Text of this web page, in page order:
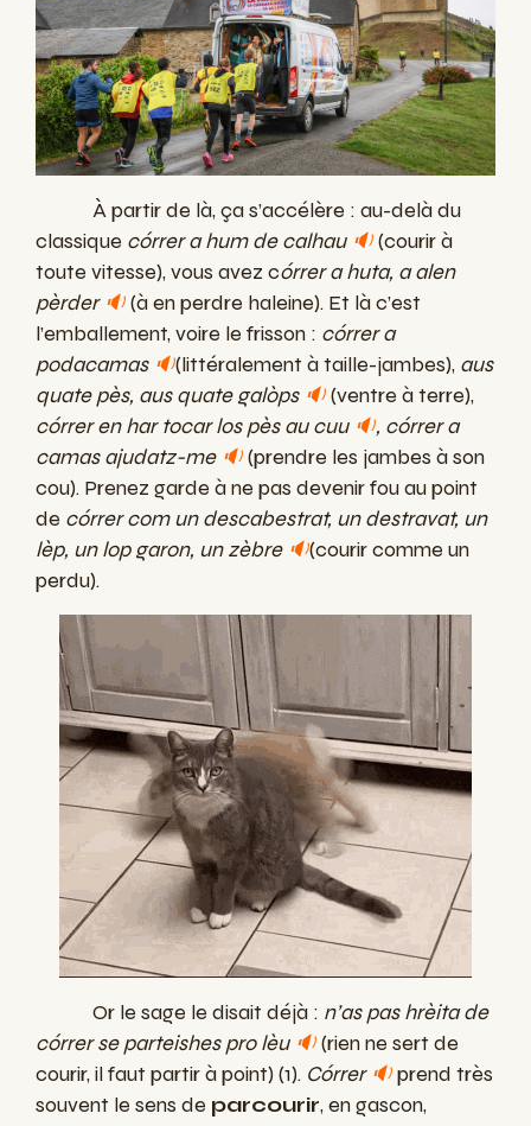
À partir de là, ça s’accélère : au-delà du
classique córrer a hum de calhau 🔉(courir à
toute vitesse), vous avez córrer a huta, a alen
pèrder 🔉(à en perdre haleine). Et là c’est
l’emballement, voire le frisson : córrer a
podacamas 🔉(littéralement à taille-jambes), aus
quate pès, aus quate galòps 🔉(ventre à terre),
córrer en har tocar los pès au cuu 🔉, córrer a
camas ajudatz-me 🔉(prendre les jambes à son
cou). Prenez garde à ne pas devenir fou au point
de córrer com un descabestrat, un destravat, un
lèp, un lop garon, un zèbre 🔉(courir comme un
perdu).
Or le sage le disait déjà : n’as pas hrèita de
córrer se parteishes pro lèu 🔉(rien ne sert de
courir, il faut partir à point) (1). Córrer 🔉prend très
souvent le sens de parcourir, en gascon,